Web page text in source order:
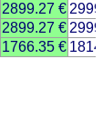
2899.27 €
2899.27 €
1766.35 €